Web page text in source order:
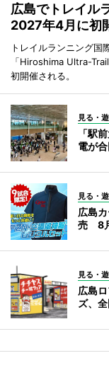
広島でトレイル
2027年4月に初
トレイルランニング国
「Hiroshima Ultra-
初開催される。
見る・
「駅
電が
見る・
広島
売 8
見る・
広島
ズ、